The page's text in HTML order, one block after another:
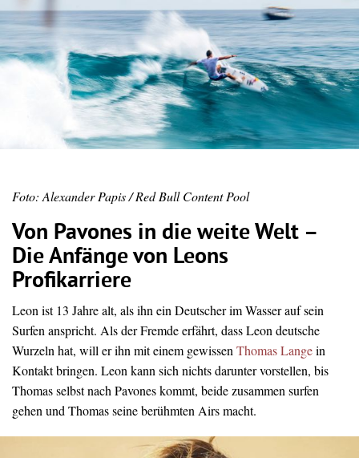
Foto: Alexander Papis / Red Bull Content Pool
Von Pavones in die weite Welt –
Die Anfänge von Leons
Profikarriere
Leon ist 13 Jahre alt, als ihn ein Deutscher im Wasser auf sein
Surfen anspricht. Als der Fremde erfährt, dass Leon deutsche
Wurzeln hat, will er ihn mit einem gewissenThomas Langein
Kontakt bringen. Leon kann sich nichts darunter vorstellen, bis
Thomas selbst nach Pavones kommt, beide zusammen surfen
gehen und Thomas seine berühmten Airs macht.